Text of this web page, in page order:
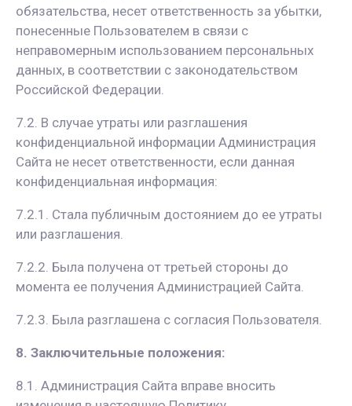
обязательства, несет ответственность за убытки,
понесенные Пользователем в связи с
неправомерным использованием персональных
данных, в соответствии с законодательством
Российской Федерации.
7.2. В случае утраты или разглашения
конфиденциальной информации Администрация
Сайта не несет ответственности, если данная
конфиденциальная информация:
7.2.1. Стала публичным достоянием до ее утраты
или разглашения.
7.2.2. Была получена от третьей стороны до
момента ее получения Администрацией Сайта.
7.2.3. Была разглашена с согласия Пользователя.
8. Заключительные положения:
8.1. Администрация Сайта вправе вносить